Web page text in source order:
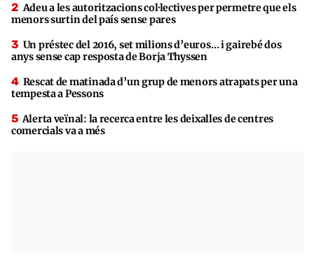
Adeu a les autoritzacions col·lectives per permetre que els
menors surtin del país sense pares
Un préstec del 2016, set milions d’euros… i gairebé dos
anys sense cap resposta de Borja Thyssen
Rescat de matinada d’un grup de menors atrapats per una
tempesta a Pessons
Alerta veïnal: la recerca entre les deixalles de centres
comercials va a més